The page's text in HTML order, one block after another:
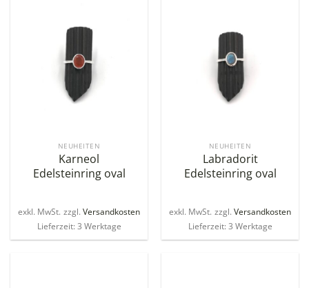
NEUHEITEN
Karneol
Edelsteinring oval
exkl. MwSt. zzgl. Versandkosten
Lieferzeit: 3 Werktage
NEUHEITEN
Labradorit
Edelsteinring oval
exkl. MwSt. zzgl. Versandkosten
Lieferzeit: 3 Werktage